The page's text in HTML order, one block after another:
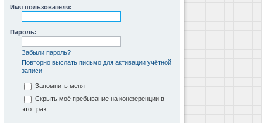
Имя пользователя:
Пароль:
Забыли пароль?
Повторно выслать письмо для активации учётной
записи
Запомнить меня
Скрыть моё пребывание на конференции в
этот раз